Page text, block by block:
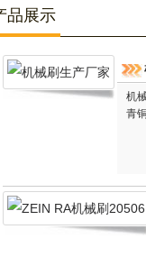
品展示
机
青